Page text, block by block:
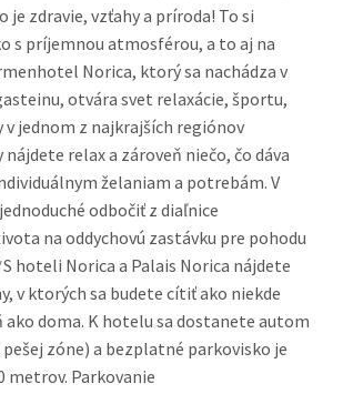
je zdravie, vzťahy a príroda! To si
s príjemnou atmosférou, a to aj na
Norica, ktorý sa nachádza v
otvára svet relaxácie, športu,
v jednom z najkrajších regiónov
nájdete relax a zároveň niečo, čo dáva
želaniam a potrebám. V
odbočiť z diaľnice
na oddychovú zastávku pre pohodu
hoteli Norica a Palais Norica nájdete
v ktorých sa budete cítiť ako niekde
ako doma. K hotelu sa dostanete autom
pešej zóne) a bezplatné parkovisko je
metrov. Parkovanie